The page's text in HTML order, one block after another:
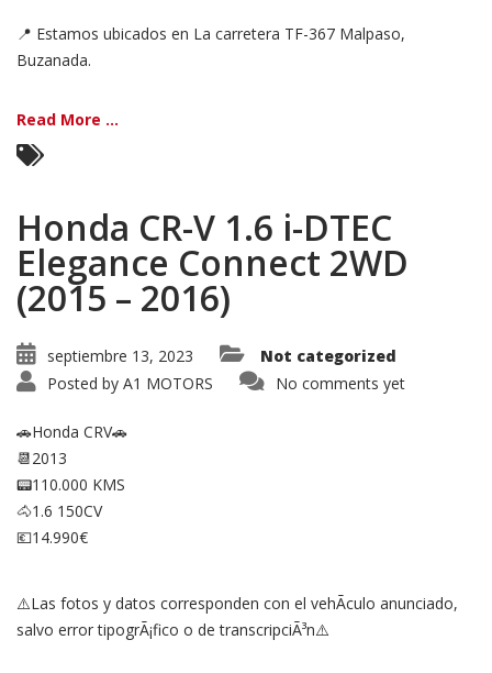
📍 Estamos ubicados en La carretera TF-367 Malpaso,
Buzanada.
Read More ...
Honda CR-V 1.6 i-DTEC
Elegance Connect 2WD
(2015 – 2016)
septiembre 13, 2023
Not categorized
Posted by A1 MOTORS No comments yet
🚗Honda CRV🚗
📆2013
📟110.000 KMS
🐴1.6 150CV
💶14.990€
⚠️Las fotos y datos corresponden con el vehÃ­culo anunciado,
salvo error tipogrÃ¡fico o de transcripciÃ³n⚠️